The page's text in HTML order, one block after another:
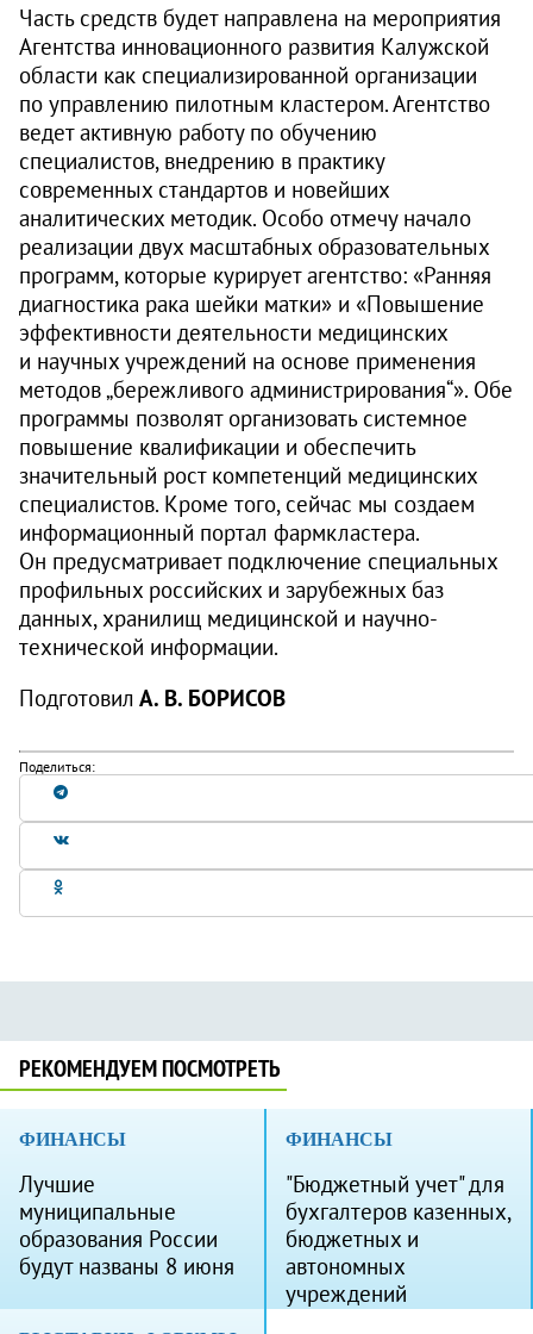
Часть средств будет направлена на мероприятия
Агентства инновационного развития Калужской
области как специализированной организации
по управлению пилотным клас­тером. Агентство
ведет активную работу по обучению
специалистов, внедрению в практику
современных стандартов и новейших
аналитических методик. Особо отмечу начало
реализации двух масштабных образовательных
программ, которые курирует агентство: «Ранняя
диагнос­тика рака шейки матки» и «Повышение
эффективности деятельности медицинских
и научных учреждений на основе применения
методов „бережливого администрирования“». Обе
программы позволят организовать системное
повышение квалификации и обеспечить
значительный рост компетенций медицинских
специалистов. Кроме того, сейчас мы создаем
информационный портал фармкластера.
Он предусматривает подключение специальных
профильных российских и зарубежных баз
данных, хранилищ медицинской и научно-
технической информации.
Подготовил А. В. БОРИСОВ
Поделиться:
РЕКОМЕНДУЕМ ПОСМОТРЕТЬ
ФИНАНСЫ
Лучшие
муниципальные
образования России
будут названы 8 июня
ФИНАНСЫ
"Бюджетный учет" для
бухгалтеров казенных,
бюджетных и
автономных
учреждений